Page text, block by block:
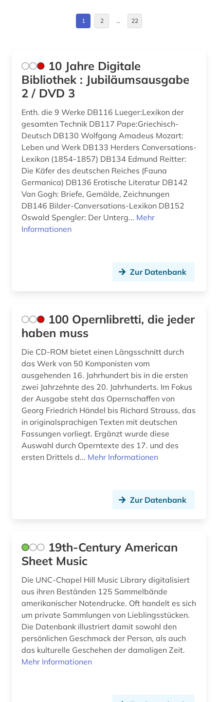
bayern (3)
beethoven (2)
ben (1)
berlin (1)
bestand (1)
betriebswirtschaftslehre (1)
bibel (1)
bibliografie (26)
bibliotheksbestand (1)
bilddatenbank (1)
bildnis (1)
bildpostkarte (1)
bildung (1)
bildungsforschung (1)
biografie (13)
biographien (1)
bittinger (1)
bohmen (1)
botanik (1)
brahms (2)
brahms-institut (2)
brief (6)
Norwegen (3)
Oesterreich (13)
Osmanisches Reich (1)
Ostasien (1)
Polen (1)
Rumänien (1)
Sachsen (1)
Schweden (12)
Schweiz (16)
Serbien (1)
Spanien (4)
Suedasien (1)
Tuerkei (1)
USA (12)
1 2 … 22
10 Jahre Digitale
Bibliothek : Jubiläumsausgabe
2 / DVD 3
Enth. die 9 Werke DB116 Lueger:Lexikon der
gesamten Technik DB117 Pape:Griechisch-
Deutsch DB130 Wolfgang Amadeus Mozart:
Leben und Werk DB133 Herders Conversations-
Lexikon (1854-1857) DB134 Edmund Reitter:
Die Käfer des deutschen Reiches (Fauna
Germanica) DB136 Erotische Literatur DB142
Van Gogh: Briefe, Gemälde, Zeichnungen
DB146 Bilder-Conversations-Lexikon DB152
Oswald Spengler: Der Unterg... Mehr
Informationen
Zur Datenbank
100 Opernlibretti, die jeder
haben muss
Die CD-ROM bietet einen Längsschnitt durch
das Werk von 50 Komponisten vom
ausgehenden 16. Jahrhundert bis in die ersten
zwei Jahrzehnte des 20. Jahrhunderts. Im Fokus
der Ausgabe steht das Opernschaffen von
Georg Friedrich Händel bis Richard Strauss, das
in originalsprachigen Texten mit deutschen
Fassungen vorliegt. Ergänzt wurde diese
Auswahl durch Operntexte des 17. und des
ersten Drittels d... Mehr Informationen
Zur Datenbank
19th-Century American
Sheet Music
Die UNC-Chapel Hill Music Library digitalisiert
aus ihren Beständen 125 Sammelbände
amerikanischer Notendrucke. Oft handelt es sich
um private Sammlungen von Lieblingsstücken.
Die Datenbank illustriert damit sowohl den
persönlichen Geschmack der Person, als auch
das kulturelle Geschehen der damaligen Zeit.
Mehr Informationen